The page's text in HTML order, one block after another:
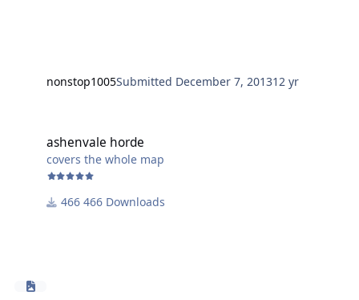
nonstop1005Submitted December 7, 201312 yr
ashenvale horde
covers the whole map
466 Downloads